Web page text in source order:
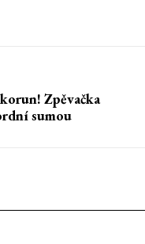
Zpěvačka
sumou